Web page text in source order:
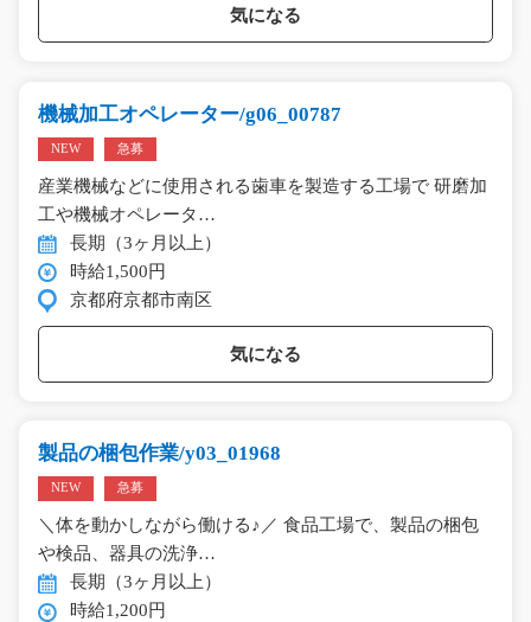
気になる
機械加工オペレーター/g06_00787
NEW 急募
産業機械などに使用される歯車を製造する工場で 研磨加
工や機械オペレータ…
長期（3ヶ月以上）
時給1,500円
京都府京都市南区
気になる
製品の梱包作業/y03_01968
NEW 急募
＼体を動かしながら働ける♪／ 食品工場で、製品の梱包
や検品、器具の洗浄…
長期（3ヶ月以上）
時給1,200円